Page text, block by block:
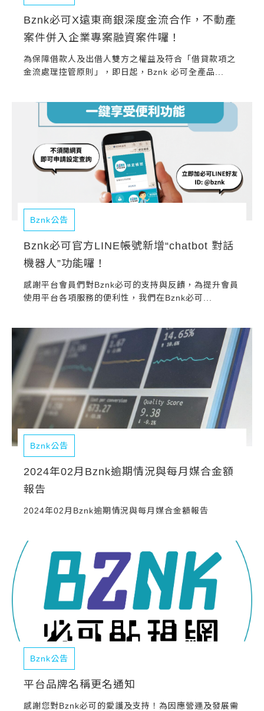
Bznk必可X遠東商銀深度金流合作，不動產
案件併入企業專案融資案件囉！
為保障借款人及出借人雙方之權益及符合「借貸款項之
金流處理控管原則」，即日起，Bznk 必可全產品...
Bznk公告
Bznk必可官方LINE帳號新增“chatbot 對話
機器人”功能囉！
感謝平台會員們對Bznk必可的支持與反饋，為提升會員
使用平台各項服務的便利性，我們在Bznk必可...
Bznk公告
2024年02月Bznk逾期情況與每月媒合金額
報告
2024年02月Bznk逾期情況與每月媒合金額報告
Bznk公告
平台品牌名稱更名通知
感謝您對Bznk必可的愛護及支持！為因應營運及發展需